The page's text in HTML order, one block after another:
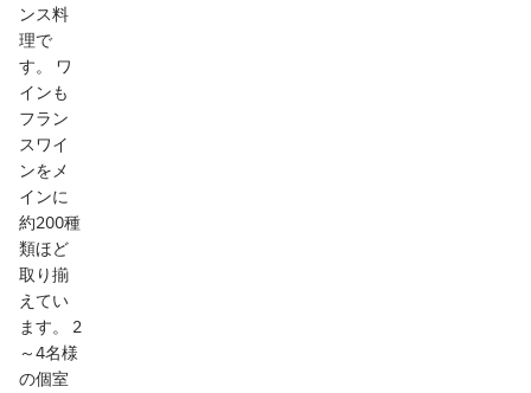
ンス料
理で
す。 ワ
インも
フラン
スワイ
ンをメ
インに
約200種
類ほど
取り揃
えてい
ます。 2
～4名様
の個室